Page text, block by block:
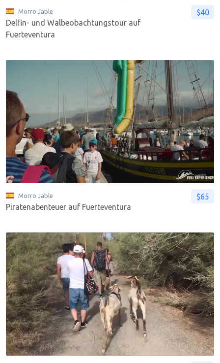
Morro Jable
Delfin- und Walbeobachtungstour auf
Fuerteventura
$40
Morro Jable
Piratenabenteuer auf Fuerteventura
$65